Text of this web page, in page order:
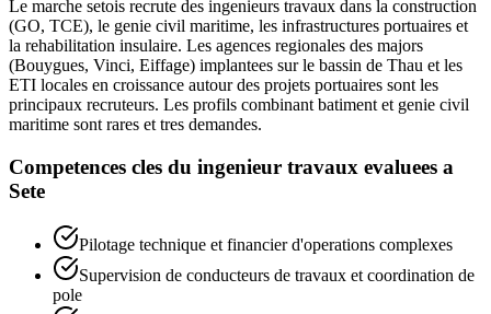
Le marche setois recrute des ingenieurs travaux dans la construction
(GO, TCE), le genie civil maritime, les infrastructures portuaires et
la rehabilitation insulaire. Les agences regionales des majors
(Bouygues, Vinci, Eiffage) implantees sur le bassin de Thau et les
ETI locales en croissance autour des projets portuaires sont les
principaux recruteurs. Les profils combinant batiment et genie civil
maritime sont rares et tres demandes.
Competences cles du ingenieur travaux evaluees a
Sete
Pilotage technique et financier d'operations complexes
Supervision de conducteurs de travaux et coordination de
pole